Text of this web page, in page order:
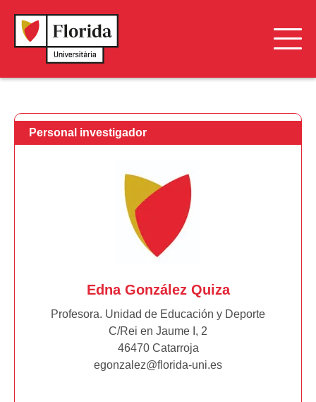
Personal investigador
Edna González Quiza
Profesora. Unidad de Educación y Deporte
C/Rei en Jaume I, 2
46470 Catarroja
egonzalez@florida-uni.es